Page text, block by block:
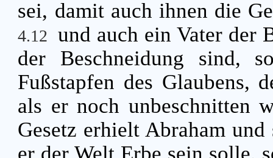
sei, damit auch ihnen die
4.12 und auch ein Vater der
der Beschneidung sind,
Fußstapfen des Glaubens,
als er noch unbeschnitten
Gesetz erhielt Abraham
er der Welt Erbe sein solle,